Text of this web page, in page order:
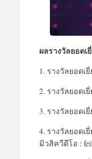
ผลรางวัลยอดเ
1. รางวัลยอดเ
2. รางวัลยอดเยี่
3. รางวัลยอดเยี่
4. รางวัลยอดเ
มิวสิควีดีโอ :